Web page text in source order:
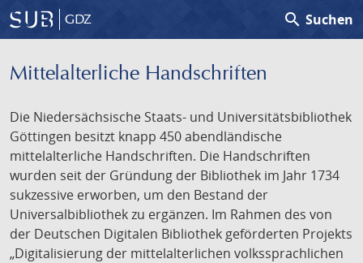
GDZ search Suchen
Mittelalterliche Handschriften
Die Niedersächsische Staats- und Universitätsbibliothek
Göttingen besitzt knapp 450 abendländische
mittelalterliche Handschriften. Die Handschriften
wurden seit der Gründung der Bibliothek im Jahr 1734
sukzessive erworben, um den Bestand der
Universalbibliothek zu ergänzen. Im Rahmen des von
der Deutschen Digitalen Bibliothek geförderten Projekts
„Digitalisierung der mittelalterlichen volkssprachlichen